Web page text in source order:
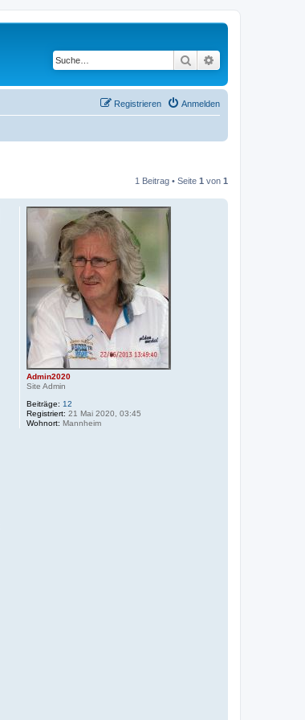
Suche
Anmelden
Registrieren
1 Beitrag • Seite 1 von 1
Admin2020
Site Admin
Beiträge: 12
Registriert: 21 Mai 2020, 03:45
Wohnort: Mannheim